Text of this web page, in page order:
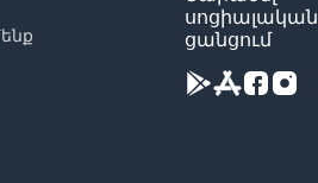
սոցիալական
ցանցում